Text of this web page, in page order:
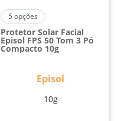
5 opções
Protetor Solar Facial
Episol FPS 50 Tom 3 Pó
Compacto 10g
Episol
10g